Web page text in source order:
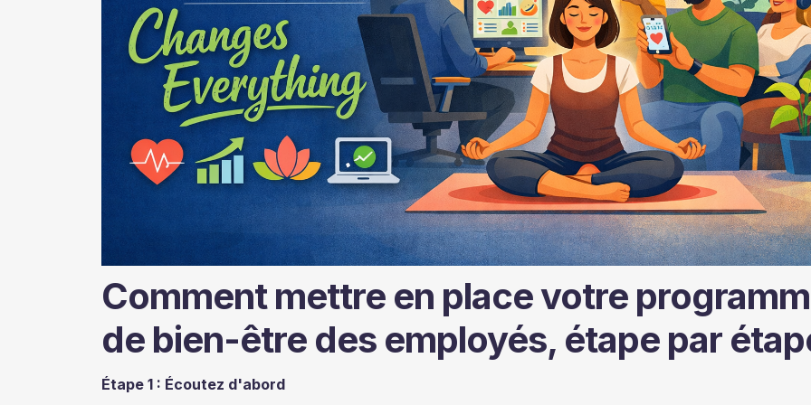
Comment mettre en place votre
de bien-être des employés, étape par
Étape 1 : Écoutez d'abord